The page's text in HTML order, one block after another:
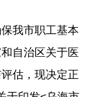
我市职工基本
自治区关于医
估，现决定正